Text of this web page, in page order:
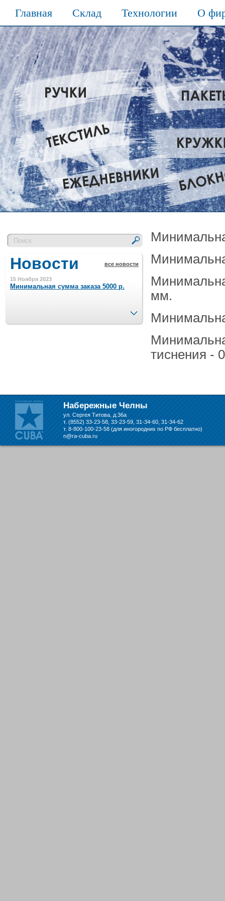
Главная Склад Технологии О
Новости все новости
15 Ноября 2023
Минимальная сумма заказа 5000 р.
Шляпные коробочки производим
13 Мая 2019
Лазерная гравировка по кругу в
Набережных Челнах
18 Сентября 2018
Теперь и крафт пакеты на нашем
мм.
тиснения -
Набережные Челны
ул. Сергея Титова, д.36а
т. (8552) 33-23-58, 33-23-59, 31-34-60, 31-34-62
т. 8-800-100-23-58 (для иногородних по РФ бесплатно)
n@ra-cuba.ru